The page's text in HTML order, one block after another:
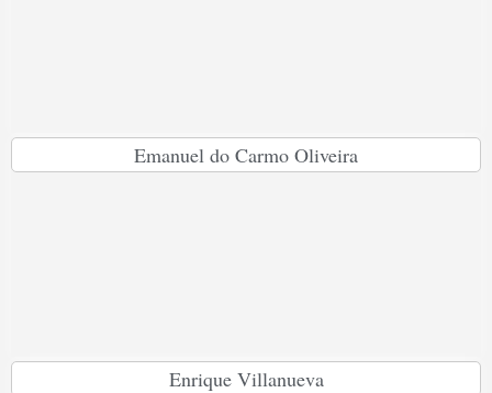
Emanuel do Carmo Oliveira
Enrique Villanueva